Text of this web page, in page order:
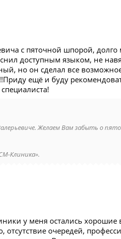
с пяточной шпорой,
доступным языком, не
но он сделал все
ещё и буду
Желаем Вам забыть о
Клиника».
у меня остались
отсутствие очередей,